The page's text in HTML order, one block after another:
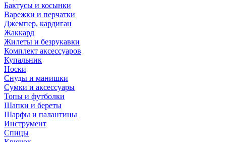
Бактусы и косынки
Варежки и перчатки
Джемпер, кардиган
Жаккард
Жилеты и безрукавки
Комплект аксессуаров
Купальник
Носки
Снуды и манишки
Сумки и аксессуары
Топы и футболки
Шапки и береты
Шарфы и палантины
Инструмент
Спицы